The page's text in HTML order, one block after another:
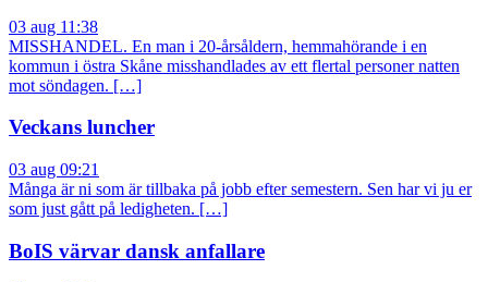
03 aug 11:38
MISSHANDEL. En man i 20-årsåldern, hemmahörande i en
kommun i östra Skåne misshandlades av ett flertal personer natten
mot söndagen. […]
Veckans luncher
03 aug 09:21
Många är ni som är tillbaka på jobb efter semestern. Sen har vi ju er
som just gått på ledigheten. […]
BoIS värvar dansk anfallare